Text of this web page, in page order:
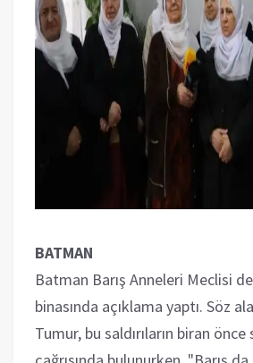
BATMAN
Batman Barış Anneleri Meclisi
binasında açıklama yaptı. Söz
Tumur, bu saldırıların biran önce